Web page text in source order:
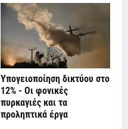
Υπογειοποίηση δικτύου στο
12% - Οι φονικές
πυρκαγιές και τα
προληπτικά έργα